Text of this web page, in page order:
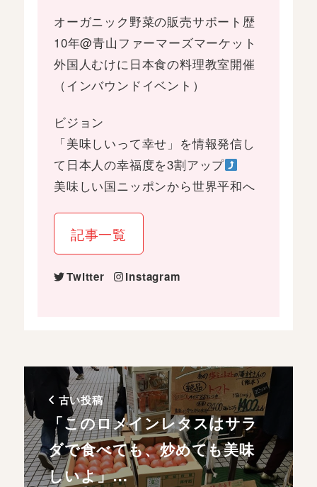
オーガニック野菜の販売サポート歴
10年@青山ファーマーズマーケット
外国人むけに日本食の料理教室開催
（インバウンドイベント）
ビジョン
「美味しいって幸せ」を情報発信し
て日本人の幸福度を3割アップ
美味しい国ニッポンから世界平和へ
記事一覧
Twitter Instagram
古い投稿
「このロメインレタスはサラ
ダで食べても、炒めても美味
しいよ」…